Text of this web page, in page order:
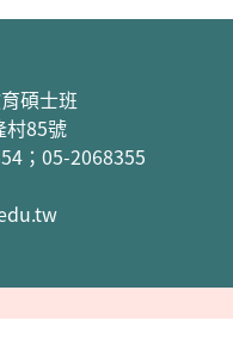
碩士班
村85號
；05-2068355